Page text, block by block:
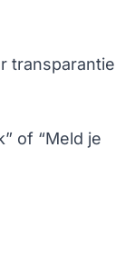
transparantie
of “Meld je